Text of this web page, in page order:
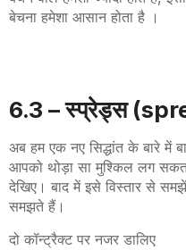
बेचना हमेशा आसान होता है ।
6.3 –स्प्रेड्स (
अब हम एक नए सिद्धांत के बारे
आपको थोड़ा सा मुश्किल लग
देखिए। बाद में इसे विस्तार से
समझते हैं।
दो कॉन्ट्रैक्ट पर नजर डालिए